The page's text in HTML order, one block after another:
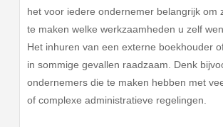
het voor iedere ondernemer belangrijk om
te maken welke werkzaamheden u zelf
Het inhuren van een externe boekhouder
in sommige gevallen raadzaam. Denk
ondernemers die te maken hebben met
of complexe administratieve regelingen.